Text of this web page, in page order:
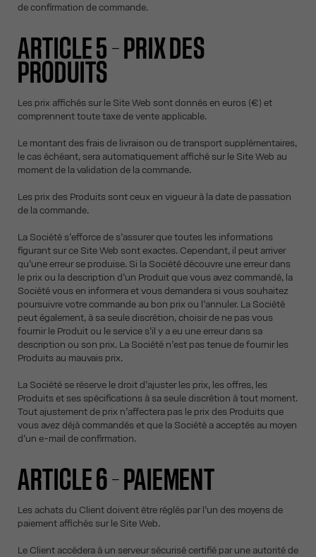
de confirmation de commande.
ARTICLE 5 – PRIX DES
PRODUITS
Les prix affichés sur le Site Web sont donnés en euros (€) et
comprennent toute taxe de vente applicable.
Le montant des frais de livraison ou de transport supplémentaires,
le cas échéant, sera automatiquement affiché sur le Site Web au
moment de la validation de la commande.
Les prix des Produits sont ceux en vigueur à la date de passation
de la commande.
La Société s’efforce de s’assurer que toutes les informations
figurant sur ce Site Web sont exactes. Cependant, il peut arriver
qu’une erreur se produise. Si la Société découvre une erreur dans
le prix ou la description d’un Produit que vous avez commandé, la
Société vous en informera et vous demandera si vous souhaitez
poursuivre votre commande au bon prix ou l’annuler. La Société
peut également, à sa seule discrétion, choisir de ne pas vous
fournir le Produit ou le service s’il y a eu une erreur dans sa
description ou son prix. La Société n’est pas tenue de fournir les
Produits au mauvais prix.
La Société se réserve le droit d’ajuster les prix, les offres, les
Produits et ses spécifications à sa seule discrétion à tout moment.
Tout ajustement de prix n’affectera pas le prix des Produits que
vous avez déjà commandés et que la Société a acceptés au moyen
d’un e-mail de confirmation.
ARTICLE 6 – PAIEMENT
Les achats du Client doivent être réglés par l’un des moyens de
paiement affichés sur le Site Web.
Le Client accédera à un serveur sécurisé certifié par une autorité de